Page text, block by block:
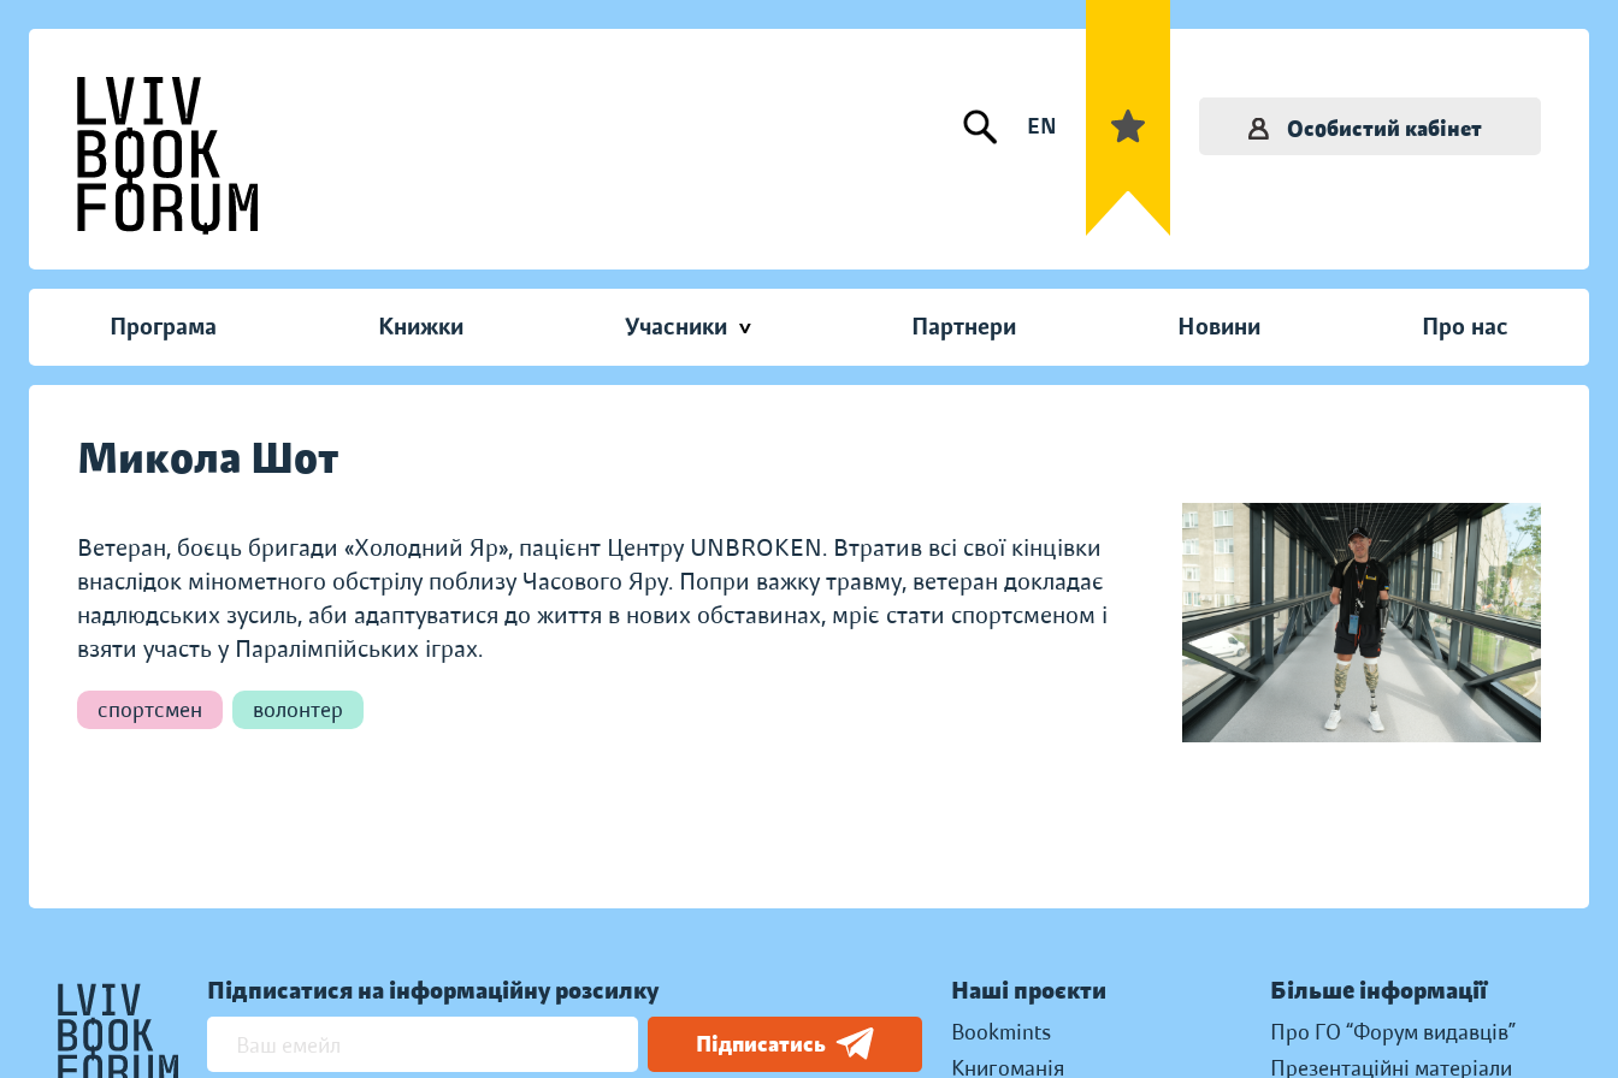
EN Особистий кабінет
Програма Книжки Учасники Партнери Новини Про нас
Микола Шот
Ветеран, боєць бригади «Холодний Яр», пацієнт Центру UNBROKEN. Втратив всі свої кінцівки
внаслідок мінометного обстрілу поблизу Часового Яру. Попри важку травму, ветеран докладає
надлюдських зусиль, аби адаптуватися до життя в нових обставинах, мріє стати спортсменом і
взяти участь у Паралімпійських іграх.
спортсмен волонтер
Підписатися на інформаційну розсилку
Підписатись
Наші проєкти
Bookmints
Книгоманія
Більше інформації
Про ГО “Форум видавців”
Презентаційні матеріали